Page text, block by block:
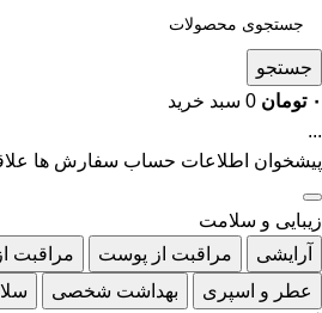
جستجو
۰ تومان 0 سبد خرید
...
پیشخوان اطلاعات حساب سفارش ها
زیبایی و سلامت
آرایشی
مراقبت از پوست مراقبت
عطر و اسپری
بهداشت شخصی